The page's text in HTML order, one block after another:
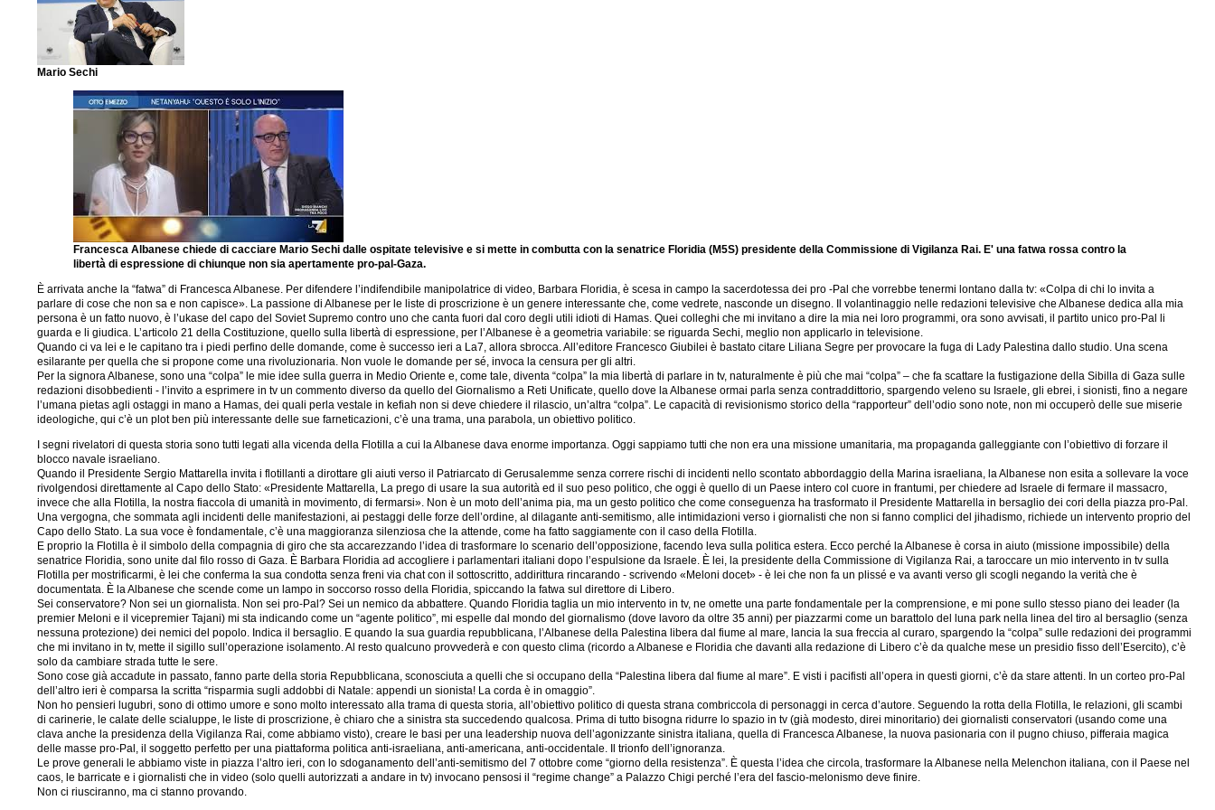
Mario Sechi
Francesca Albanese chiede di cacciare Mario Sechi dalle ospitate televisive e si mette in combutta con la senatrice Floridia (M5S) presidente della Commissione di Vigilanza Rai. E' una fatwa rossa contro la
libertà di espressione di chiunque non sia apertamente pro-pal-Gaza.
È arrivata anche la “fatwa” di Francesca Albanese. Per difendere l’indifendibile manipolatrice di video, Barbara Floridia, è scesa in campo la sacerdotessa dei pro -Pal che vorrebbe tenermi lontano dalla tv: «Colpa di chi lo invita a
parlare di cose che non sa e non capisce». La passione di Albanese per le liste di proscrizione è un genere interessante che, come vedrete, nasconde un disegno. Il volantinaggio nelle redazioni televisive che Albanese dedica alla mia
persona è un fatto nuovo, è l’ukase del capo del Soviet Supremo contro uno che canta fuori dal coro degli utili idioti di Hamas. Quei colleghi che mi invitano a dire la mia nei loro programmi, ora sono avvisati, il partito unico pro-Pal li
guarda e li giudica. L’articolo 21 della Costituzione, quello sulla libertà di espressione, per l’Albanese è a geometria variabile: se riguarda Sechi, meglio non applicarlo in televisione.
Quando ci va lei e le capitano tra i piedi perfino delle domande, come è successo ieri a La7, allora sbrocca. All’editore Francesco Giubilei è bastato citare Liliana Segre per provocare la fuga di Lady Palestina dallo studio. Una scena
esilarante per quella che si propone come una rivoluzionaria. Non vuole le domande per sé, invoca la censura per gli altri.
Per la signora Albanese, sono una “colpa” le mie idee sulla guerra in Medio Oriente e, come tale, diventa “colpa” la mia libertà di parlare in tv, naturalmente è più che mai “colpa” – che fa scattare la fustigazione della Sibilla di Gaza sulle
redazioni disobbedienti - l’invito a esprimere in tv un commento diverso da quello del Giornalismo a Reti Unificate, quello dove la Albanese ormai parla senza contraddittorio, spargendo veleno su Israele, gli ebrei, i sionisti, fino a negare
l’umana pietas agli ostaggi in mano a Hamas, dei quali perla vestale in kefiah non si deve chiedere il rilascio, un’altra “colpa”. Le capacità di revisionismo storico della “rapporteur” dell’odio sono note, non mi occuperò delle sue miserie
ideologiche, qui c’è un plot ben più interessante delle sue farneticazioni, c’è una trama, una parabola, un obiettivo politico.
I segni rivelatori di questa storia sono tutti legati alla vicenda della Flotilla a cui la Albanese dava enorme importanza. Oggi sappiamo tutti che non era una missione umanitaria, ma propaganda galleggiante con l’obiettivo di forzare il
blocco navale israeliano.
Quando il Presidente Sergio Mattarella invita i flotillanti a dirottare gli aiuti verso il Patriarcato di Gerusalemme senza correre rischi di incidenti nello scontato abbordaggio della Marina israeliana, la Albanese non esita a sollevare la voce
rivolgendosi direttamente al Capo dello Stato: «Presidente Mattarella, La prego di usare la sua autorità ed il suo peso politico, che oggi è quello di un Paese intero col cuore in frantumi, per chiedere ad Israele di fermare il massacro,
invece che alla Flotilla, la nostra fiaccola di umanità in movimento, di fermarsi». Non è un moto dell’anima pia, ma un gesto politico che come conseguenza ha trasformato il Presidente Mattarella in bersaglio dei cori della piazza pro-Pal.
Una vergogna, che sommata agli incidenti delle manifestazioni, ai pestaggi delle forze dell’ordine, al dilagante anti-semitismo, alle intimidazioni verso i giornalisti che non si fanno complici del jihadismo, richiede un intervento proprio del
Capo dello Stato. La sua voce è fondamentale, c’è una maggioranza silenziosa che la attende, come ha fatto saggiamente con il caso della Flotilla.
E proprio la Flotilla è il simbolo della compagnia di giro che sta accarezzando l’idea di trasformare lo scenario dell’opposizione, facendo leva sulla politica estera. Ecco perché la Albanese è corsa in aiuto (missione impossibile) della
senatrice Floridia, sono unite dal filo rosso di Gaza. È Barbara Floridia ad accogliere i parlamentari italiani dopo l’espulsione da Israele. È lei, la presidente della Commissione di Vigilanza Rai, a taroccare un mio intervento in tv sulla
Flotilla per mostrificarmi, è lei che conferma la sua condotta senza freni via chat con il sottoscritto, addirittura rincarando - scrivendo «Meloni docet» - è lei che non fa un plissé e va avanti verso gli scogli negando la verità che è
documentata. È la Albanese che scende come un lampo in soccorso rosso della Floridia, spiccando la fatwa sul direttore di Libero.
Sei conservatore? Non sei un giornalista. Non sei pro-Pal? Sei un nemico da abbattere. Quando Floridia taglia un mio intervento in tv, ne omette una parte fondamentale per la comprensione, e mi pone sullo stesso piano dei leader (la
premier Meloni e il vicepremier Tajani) mi sta indicando come un “agente politico”, mi espelle dal mondo del giornalismo (dove lavoro da oltre 35 anni) per piazzarmi come un barattolo del luna park nella linea del tiro al bersaglio (senza
nessuna protezione) dei nemici del popolo. Indica il bersaglio. E quando la sua guardia repubblicana, l’Albanese della Palestina libera dal fiume al mare, lancia la sua freccia al curaro, spargendo la “colpa” sulle redazioni dei programmi
che mi invitano in tv, mette il sigillo sull’operazione isolamento. Al resto qualcuno provvederà e con questo clima (ricordo a Albanese e Floridia che davanti alla redazione di Libero c’è da qualche mese un presidio fisso dell’Esercito), c’è
solo da cambiare strada tutte le sere.
Sono cose già accadute in passato, fanno parte della storia Repubblicana, sconosciuta a quelli che si occupano della “Palestina libera dal fiume al mare”. E visti i pacifisti all’opera in questi giorni, c’è da stare attenti. In un corteo pro-Pal
dell’altro ieri è comparsa la scritta “risparmia sugli addobbi di Natale: appendi un sionista! La corda è in omaggio”.
Non ho pensieri lugubri, sono di ottimo umore e sono molto interessato alla trama di questa storia, all’obiettivo politico di questa strana combriccola di personaggi in cerca d’autore. Seguendo la rotta della Flotilla, le relazioni, gli scambi
di carinerie, le calate delle scialuppe, le liste di proscrizione, è chiaro che a sinistra sta succedendo qualcosa. Prima di tutto bisogna ridurre lo spazio in tv (già modesto, direi minoritario) dei giornalisti conservatori (usando come una
clava anche la presidenza della Vigilanza Rai, come abbiamo visto), creare le basi per una leadership nuova dell’agonizzante sinistra italiana, quella di Francesca Albanese, la nuova pasionaria con il pugno chiuso, pifferaia magica
delle masse pro-Pal, il soggetto perfetto per una piattaforma politica anti-israeliana, anti-americana, anti-occidentale. Il trionfo dell’ignoranza.
Le prove generali le abbiamo viste in piazza l’altro ieri, con lo sdoganamento dell’anti-semitismo del 7 ottobre come “giorno della resistenza”. È questa l’idea che circola, trasformare la Albanese nella Melenchon italiana, con il Paese nel
caos, le barricate e i giornalisti che in video (solo quelli autorizzati a andare in tv) invocano pensosi il “regime change” a Palazzo Chigi perché l’era del fascio-melonismo deve finire.
Non ci riusciranno, ma ci stanno provando.